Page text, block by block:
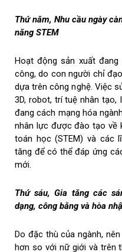
Thứ năm, Nhu cầu ngày
năng STEM
Hoạt động sản xuất
công, do con người chỉ
dựa trên công nghệ. Việc
3D, robot, trí tuệ nhân tạo,
đang cách mạng hóa
nhân lực được đào tạo về
toán học (STEM) và các
tăng để có thể đáp ứng
mới.
Thứ sáu, Gia tăng các
dạng, công bằng và hòa
Do đặc thù của ngành,
hơn so với nữ giới và trên